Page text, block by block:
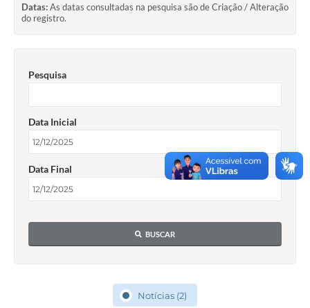
Contas Públicas
Serviço de Inspeção Municipal - SIM
Contratos
Ouvidoria
Agenda
Carta de Serviços
Datas:As datas consultadas na pesquisa são de Criação / Alteração
do registro.
Pesquisa
Data Inicial
Data Final
BUSCAR
Notícias (2)